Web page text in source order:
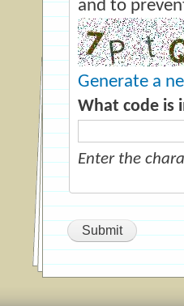
and to
Generate a
What code is
Enter the